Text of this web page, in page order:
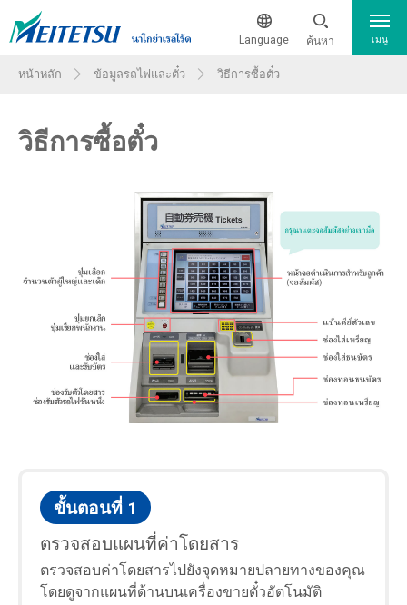
Language ค้นหา
สถานะการเดินรถของรถไฟปัจจุบัน
จากและไปสนามบิน
ข้อมูลรถไฟและตั๋ว
แผนที่เส้นทาง
แผนที่คำแนะนำสำหรับสถานีหลัก
ข้อมูลสิ่งอำนวยความสะดวกสำหรับผู้พิการ
ข้อมูลรถไฟชั้นหนึ่ง
ตั๋วรถไฟชั้นหนึ่ง (μticket)
วิธีการซื้อตั๋ว
เกี่ยวกับ "manaca"
簡体中文
繁体中文
한국어
เมนู
หน้าหลัก ข้อมูลรถไฟและตั๋ว วิธีการซื้อตั๋ว
วิธีการซื้อตั๋ว
ขั้นตอนที่ 1
ตรวจสอบแผนที่ค่าโดยสาร
ตรวจสอบค่าโดยสารไปยังจุดหมายปลายทางของคุณ
โดยดูจากแผนที่ด้านบนเครื่องขายตั๋วอัตโนมัติ